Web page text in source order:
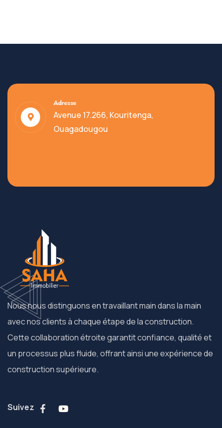
Adresse
Avenue 17.266, Kouritenga,
Ouagadougou
Nous nous distinguons en travaillant main dans la main
avec nos clients à chaque étape de la construction.
Cette collaboration étroite garantit confiance, qualité et
un processus plus fluide, offrant ainsi une expérience de
construction supérieure.
Suivez